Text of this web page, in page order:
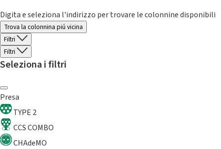
Digita e seleziona l'indirizzo per trovare le colonnine disponibili
Trova la colonnina piú vicina
Filtri
Filtri
Seleziona i filtri
Presa
TYPE 2
CCS COMBO
CHAdeMO